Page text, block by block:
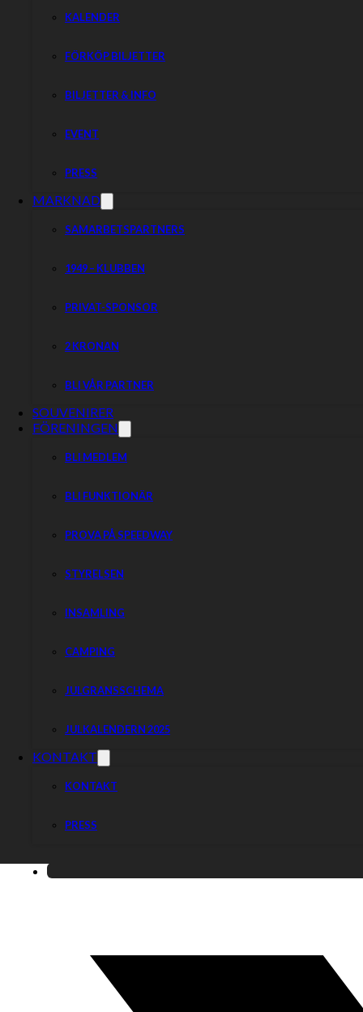
KALENDER
FÖRKÖP BILJETTER
BILJETTER & INFO
EVENT
PRESS
MARKNAD
SAMARBETSPARTNERS
1949 – KLUBBEN
PRIVAT-SPONSOR
2 KRONAN
BLI VÅR PARTNER
SOUVENIRER
FÖRENINGEN
BLI MEDLEM
BLI FUNKTIONÄR
PROVA PÅ SPEEDWAY
STYRELSEN
INSAMLING
CAMPING
JULGRANSSCHEMA
JULKALENDERN 2025
KONTAKT
KONTAKT
PRESS